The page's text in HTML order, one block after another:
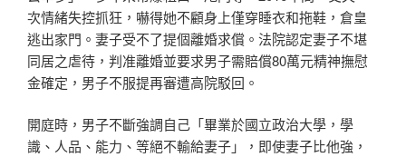
次情緒失控抓狂，嚇得她不顧身上僅穿睡衣和拖鞋，倉皇
逃出家門。妻子受不了提個離婚求償。法院認定妻子不堪
同居之虐待，判准離婚並要求男子需賠償80萬元精神撫慰
金確定，男子不服提再審遭高院駁回。
開庭時，男子不斷強調自己「畢業於國立政治大學，學
識、人品、能力、等絕不輸給妻子」，即使妻子比他強，